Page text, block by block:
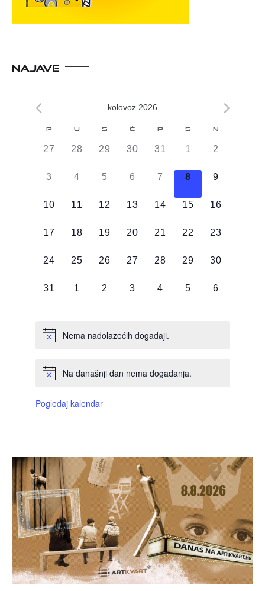
NAJAVE
kolovoz 2026
Kalendar
od
Događaji
P U S Č P S N
0
27
0
28
0
29
0
30
0
31
0
1
0
2
0
3
0
4
0
5
0
6
0
7
0
8
0
9
0
10
0
11
0
12
0
13
0
14
0
15
0
16
0
17
0
18
0
19
0
20
0
21
0
22
0
23
0
24
0
25
0
26
0
27
0
28
0
29
0
30
0
31
0
1
0
2
0
3
0
4
0
5
0
6
Nema nadolazećih događaji.
Na današnji dan nema događanja.
Pogledaj kalendar